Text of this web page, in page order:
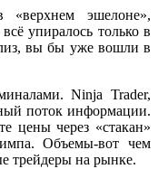
«верхнем эшелоне»,
упиралось только в
вы бы уже вошли в
Ninja Trader,
поток информации.
цены через «стакан»
Объемы-вот чем
трейдеры на рынке.